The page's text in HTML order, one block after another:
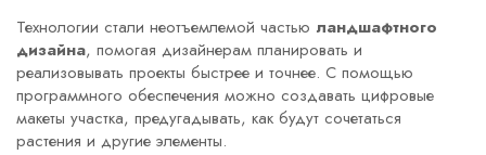
Технологии стали неотъемлемой частью ландшафтного
дизайна, помогая дизайнерам планировать и
реализовывать проекты быстрее и точнее. С помощью
программного обеспечения можно создавать цифровые
макеты участка, предугадывать, как будут сочетаться
растения и другие элементы.